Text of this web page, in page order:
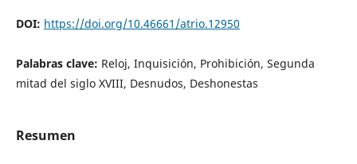
DOI: https://doi.org/10.46661/atrio.12950
Palabras clave: Reloj, Inquisición, Prohibición, Segunda
mitad del siglo XVIII, Desnudos, Deshonestas
Resumen